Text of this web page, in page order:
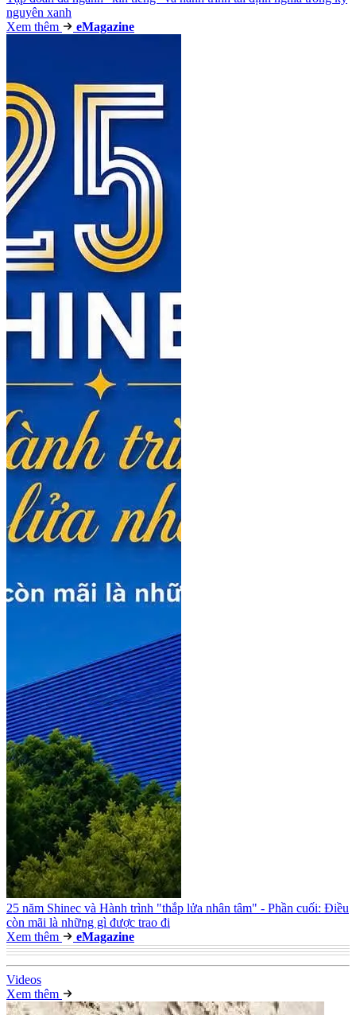
nguyên xanh
Xem thêm
eMagazine
25 năm Shinec và Hành trình "thắp lửa nhân tâm" - Phần cuối: Điều
còn mãi là những gì được trao đi
Xem thêm
eMagazine
Videos
Xem thêm